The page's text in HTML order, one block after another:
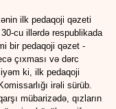
ilk pedaqoji qəzeti
cu illərdə respublikada
bir pedaqoji qəzet -
çıxması və dərc
ki, ilk pedaqoji
irəli sürüb.
mübarizədə, qızların